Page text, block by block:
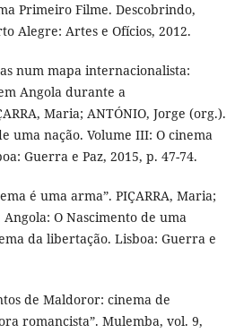
Primeiro Filme. Descobrindo,
Alegre: Artes e Ofícios, 2012.
num mapa internacionalista:
Angola durante a
Maria; ANTÓNIO, Jorge (org.).
uma nação. Volume III: O cinema
Guerra e Paz, 2015, p. 47-74.
é uma arma”. PIÇARRA, Maria;
Angola: O Nascimento de uma
da libertação. Lisboa: Guerra e
de Maldoror: cinema de
romancista”. Mulemba, vol. 9,